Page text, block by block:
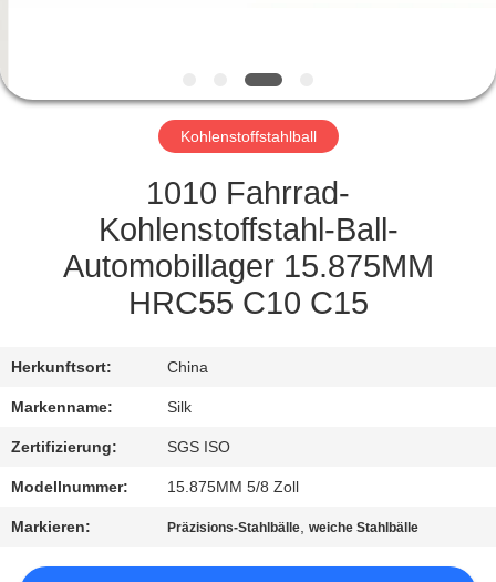
SIE
MIT
VERBINDUNG
NACHRICHTEN
FÄLLE
FORDERN
ZITAT
Kohlenstoffstahlball
1010 Fahrrad-
Kohlenstoffstahl-Ball-
Automobillager 15.875MM
HRC55 C10 C15
Herkunftsort: China
Markenname: Silk
Zertifizierung: SGS ISO
Modellnummer: 15.875MM 5/8 Zoll
Markieren: Präzisions-Stahlbälle,weiche Stahlbälle